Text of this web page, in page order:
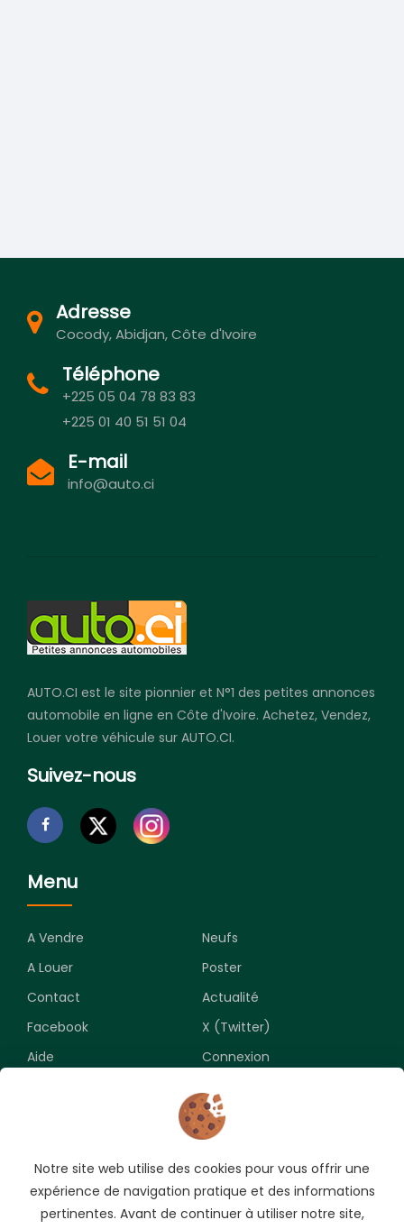
Adresse
Cocody, Abidjan, Côte d'Ivoire
Téléphone
+225 05 04 78 83 83
+225 01 40 51 51 04
E-mail
info@auto.ci
AUTO.CI est le site pionnier et N°1 des petites annonces
automobile en ligne en Côte d'Ivoire. Achetez, Vendez,
Louer votre véhicule sur AUTO.CI.
Suivez-nous
Menu
A Vendre
Neufs
A Louer
Poster
Contact
Actualité
Facebook
X (Twitter)
Aide
Connexion
Souscrivez pour recevoir les meilleures opportunités.
Notre site web utilise des cookies pour vous offrir une
expérience de navigation pratique et des informations
pertinentes. Avant de continuer à utiliser notre site,